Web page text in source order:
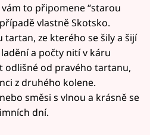
to připomene “starou
vlastně Skotsko.
tartan, ze kterého se šily a šijí
a počty nití v káru
odlišné od pravého tartanu,
z druhého kolene.
směsi s vlnou a krásně se
dní.